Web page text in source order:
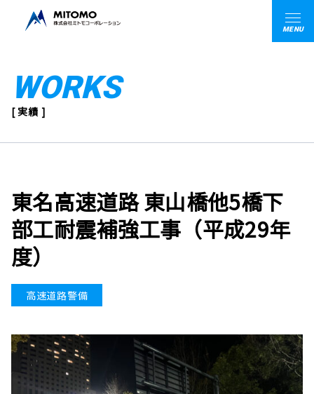
MENU
WORKS
[ 実績 ]
東名高速道路 東山橋他5橋下
部工耐震補強工事（平成29年
度）
高速道路警備